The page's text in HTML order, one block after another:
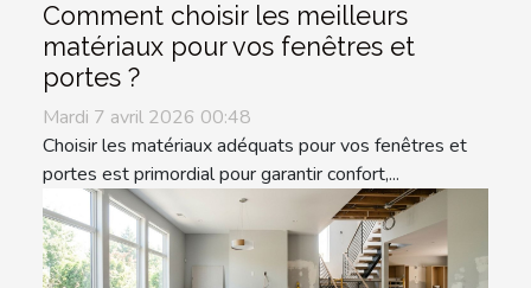
Comment choisir les meilleurs
matériaux pour vos fenêtres et
portes ?
Mardi 7 avril 2026 00:48
Choisir les matériaux adéquats pour vos fenêtres et
portes est primordial pour garantir confort,...